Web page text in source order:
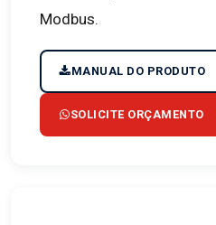
Modbus.
MANUAL DO PRODUTO
SOLICITE ORÇAMENTO